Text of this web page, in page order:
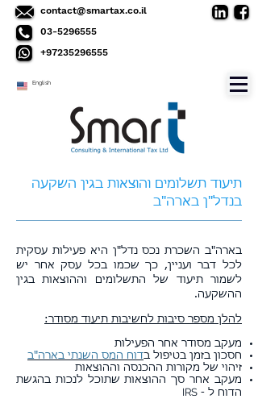
contact@smartax.co.il
03-5296555
+97235296555
English
תיעוד תשלומים והוצאות בגין השקעה
בנדל"ן בארה"ב
בארה"ב השכרת נכס נדל"ן היא פעילות עסקית
לכל דבר ועניין, כך שכמו בכל עסק אחר יש
לשמור תיעוד של התשלומים וההוצאות בגין
ההשקעה.
להלן מספר סיבות לחשיבות תיעוד מסודר:
מעקב מסודר אחר הפעילות
חסכון בזמן בטיפול בדוח המס השנתי בארה"ב
זיהוי של מקורות ההכנסה וההוצאות
מעקב אחר סך ההוצאות שתוכל לנכות בהגשת
הדוח ל - IRS